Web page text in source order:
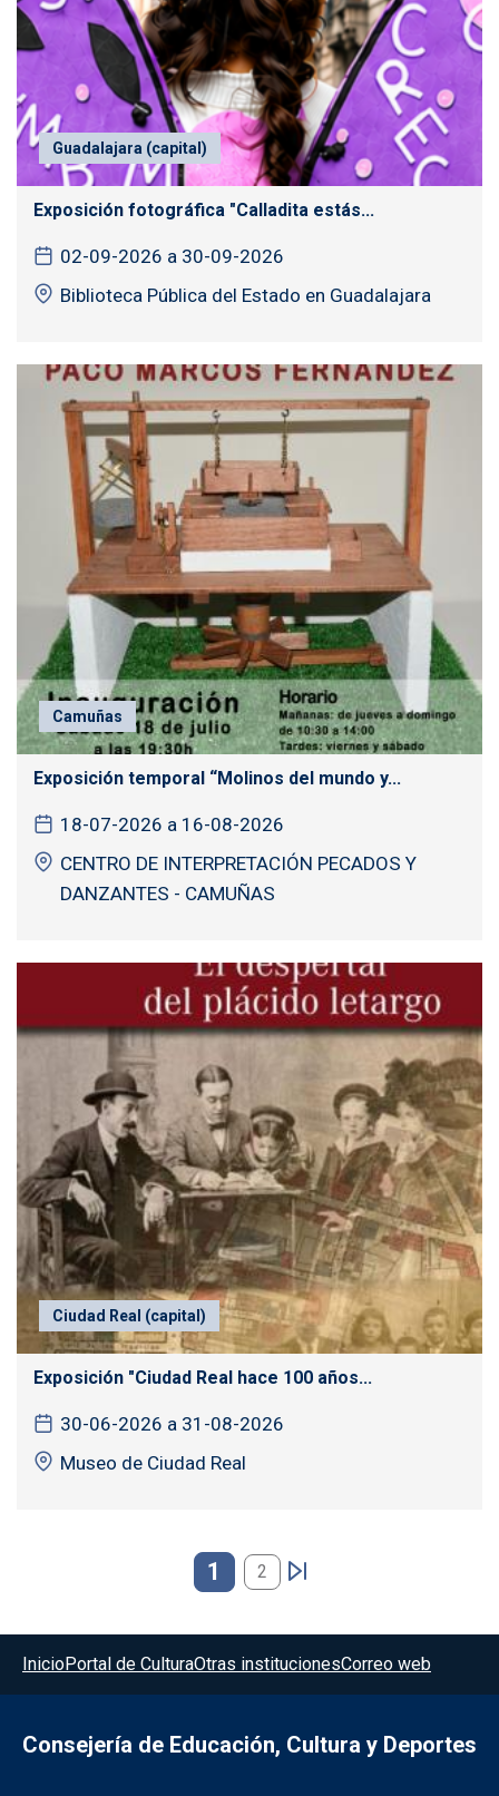
Guadalajara (capital)
Exposición fotográfica "Calladita estás...
02-09-2026 a 30-09-2026
Biblioteca Pública del Estado en Guadalajara
Camuñas
Exposición temporal “Molinos del mundo y...
18-07-2026 a 16-08-2026
CENTRO DE INTERPRETACIÓN PECADOS Y
DANZANTES - CAMUÑAS
Ciudad Real (capital)
Exposición "Ciudad Real hace 100 años...
30-06-2026 a 31-08-2026
Museo de Ciudad Real
1 2
Menú del pie
InicioPortal de CulturaOtras institucionesCorreo web
Consejería de Educación, Cultura y Deportes